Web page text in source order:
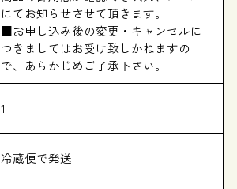
にてお知らせさせて頂きます。
■お申し込み後の変更・キャンセルに
つきましてはお受け致しかねますの
で、あらかじめご了承下さい。
1
冷蔵便で発送